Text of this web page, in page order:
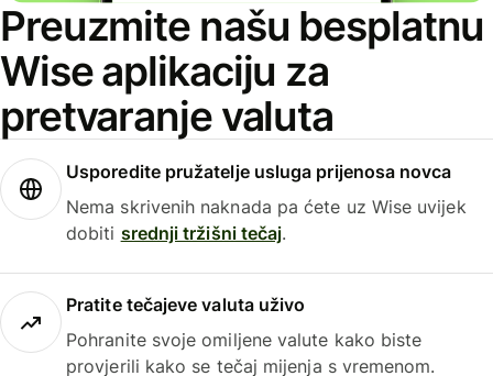
Preuzmite našu besplatnu
Wise aplikaciju za
pretvaranje valuta
Usporedite pružatelje usluga prijenosa novca
Nema skrivenih naknada pa ćete uz Wise uvijek
dobiti srednji tržišni tečaj.
Pratite tečajeve valuta uživo
Pohranite svoje omiljene valute kako biste
provjerili kako se tečaj mijenja s vremenom.